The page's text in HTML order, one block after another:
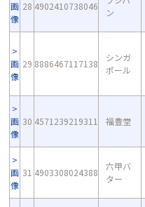
画
像
28 4902410738046
ン
画
像
29 8886467117138
シンガ
ポール
画
像
30 4571239219311 福豊堂
画
像
31 4903308024388
六甲バ
ター